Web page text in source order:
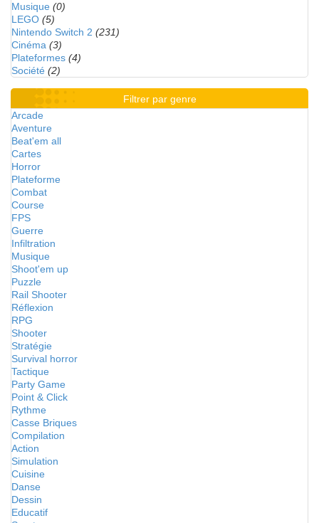
Musique (0)
LEGO (5)
Nintendo Switch 2 (231)
Cinéma (3)
Plateformes (4)
Société (2)
Filtrer par genre
Arcade
Aventure
Beat'em all
Cartes
Horror
Plateforme
Combat
Course
FPS
Guerre
Infiltration
Musique
Shoot'em up
Puzzle
Rail Shooter
Réflexion
RPG
Shooter
Stratégie
Survival horror
Tactique
Party Game
Point & Click
Rythme
Casse Briques
Compilation
Action
Simulation
Cuisine
Danse
Dessin
Educatif